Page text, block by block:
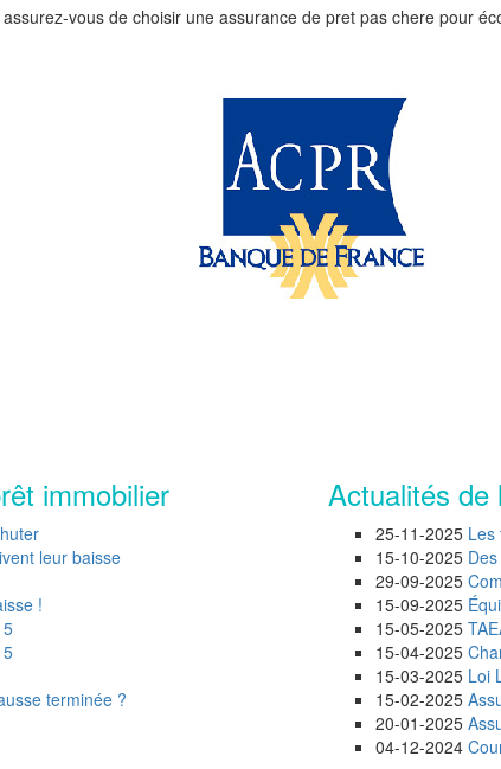
vous de choisir une assurance de pret pas chere pour
immobilier
leur baisse
!
terminée ?
Actualités de
25-11-2025 Les
15-10-2025
29-09-2025
15-09-2025
15-05-2025
15-04-2025
15-03-2025 Loi
15-02-2025
20-01-2025
04-12-2024